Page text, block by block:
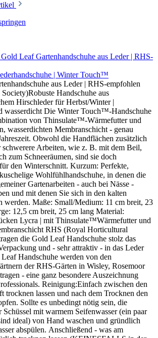
| Winter Touch™
aus Leder | RHS-empfohlen
Handschuhe aus
Hirschleder für Herbst/Winter |
wasserdicht Die Winter Touch™-Handschuhe
von Thinsulate™-Wärmefutter und
wasserdichten Membranschicht - genau
Obwohl die Handflächen zusätzlich
Arbeiten, wie z. B. mit dem Beil,
zum Schneeräumen, sind sie doch
den Winterschnitt. Kurzum: Perfekte,
Wohlfühlhandschuhe, in denen die
Gartenarbeiten - auch bei Nässe -
und mit denen Sie sich in den kalten
werden. Maße: Small/Medium: 11 cm breit, 23
12,5 cm breit, 25 cm lang Material:
Lycra | mit Thinsulate™Wärmefutter und
RHS (Royal Horticultural
die Gold Leaf Handschuhe stolz das
und - sehr attraktiv - in das Leder
Handschuhe werden von den
der RHS-Gärten in Wisley, Rosemoor
- eine ganz besondere Auszeichnung
Reinigung:Einfach zwischen den
trocknen lassen und nach dem Trocknen den
Sollte es unbedingt nötig sein, die
Schüssel mit warmem Seifenwasser (ein paar
ideal) von Hand waschen und gründlich
abspülen. Anschließend - was am